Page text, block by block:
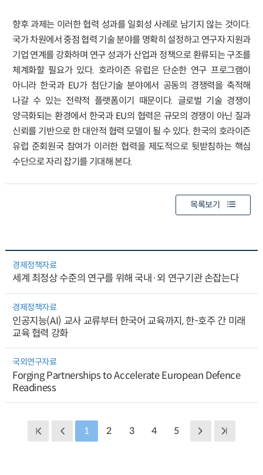
향후 과제는 이러한 협력 성과를 일회성 사례로 남기지 않는 것이다.
국가 차원에서 중점 협력 기술 분야를 명확히 설정하고 연구자 지원과
기업 연계를 강화하며 연구 성과가 산업과 정책으로 환류되는 구조를
체계화할 필요가 있다. 호라이즌 유럽은 단순한 연구 프로그램이
아니라 한국과 EU가 첨단기술 분야에서 공동의 경쟁력을 축적해
나갈 수 있는 전략적 플랫폼이기 때문이다. 글로벌 기술 경쟁이
양극화되는 환경에서 한국과 EU의 협력은 규모의 경쟁이 아닌 질과
신뢰를 기반으로 한 대안적 협력 모델이 될 수 있다. 한국의 호라이즌
유럽 준회원국 참여가 이러한 협력을 제도적으로 뒷받침하는 핵심
수단으로 자리 잡기를 기대해 본다.
목록보기
경제정책자료
세계 최정상 수준의 연구를 위해 국내·외 연구기관 손잡는다
경제정책자료
인공지능(AI) 교사 교류부터 한국어 교육까지, 한-호주 간 미래
교육 협력 강화
국외연구자료
Forging Partnerships to Accelerate European Defence
Readiness
1 2 3 4 5